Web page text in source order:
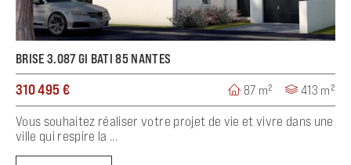
BRISE 3.087 GI BATI 85 NANTES
310 495 € 87 m² 413 m²
Vous souhaitez réaliser votre projet de vie et vivre dans une
ville qui respire la ...